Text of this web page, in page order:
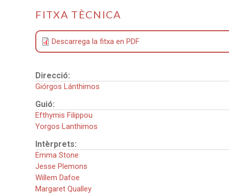
FITXA TÈCNICA
Descarrega la fitxa en PDF
Direcció:
Giórgos Lánthimos
Guió:
Efthymis Filippou
Yorgos Lanthimos
Intèrprets:
Emma Stone
Jesse Plemons
Willem Dafoe
Margaret Qualley